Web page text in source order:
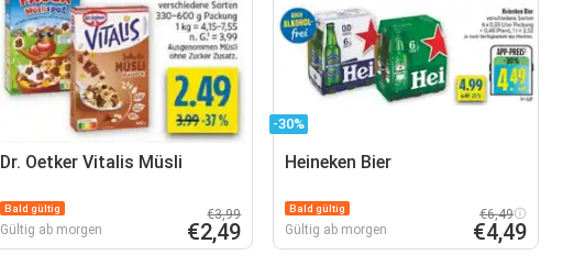
Dr. Oetker Vitalis Müsli
Bald gültig
Gültig ab morgen
€3,99
€2,49
-30%
Heineken Bier
Bald gültig
Gültig ab morgen
€6,49
€4,49